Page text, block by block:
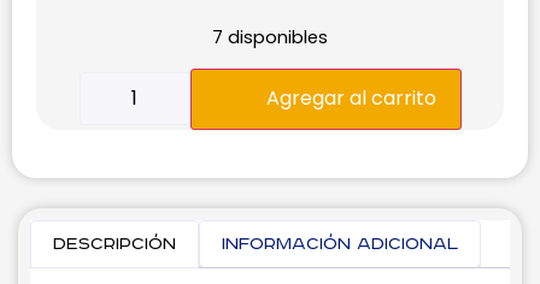
7 disponibles
Agregar al carrito
Descripción Información adicional